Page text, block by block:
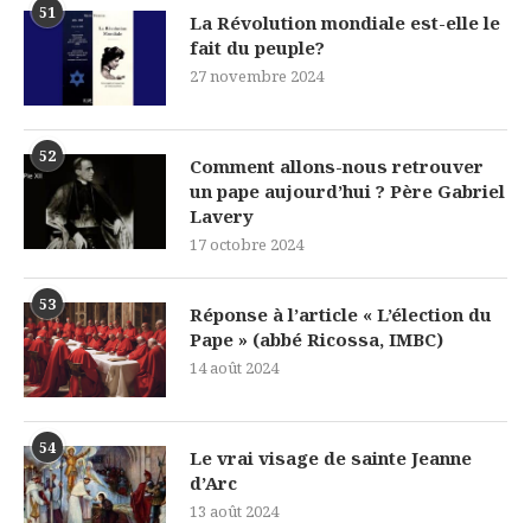
51
La Révolution mondiale est-elle le
fait du peuple?
27 novembre 2024
52
Comment allons-nous retrouver
un pape aujourd’hui ? Père Gabriel
Lavery
17 octobre 2024
53
Réponse à l’article « L’élection du
Pape » (abbé Ricossa, IMBC)
14 août 2024
54
Le vrai visage de sainte Jeanne
d’Arc
13 août 2024